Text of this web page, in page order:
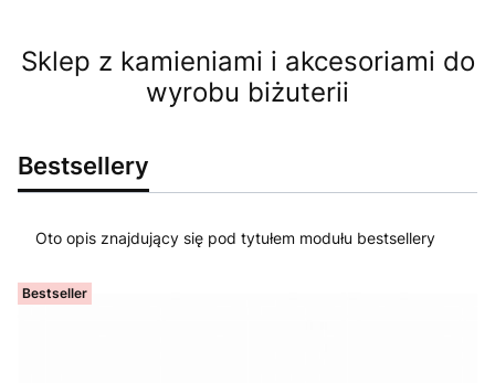
Sklep z kamieniami i akcesoriami do
wyrobu biżuterii
Bestsellery
Oto opis znajdujący się pod tytułem modułu bestsellery
Bestseller